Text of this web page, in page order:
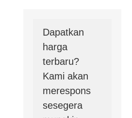
Dapatkan
harga
terbaru?
Kami akan
merespons
sesegera